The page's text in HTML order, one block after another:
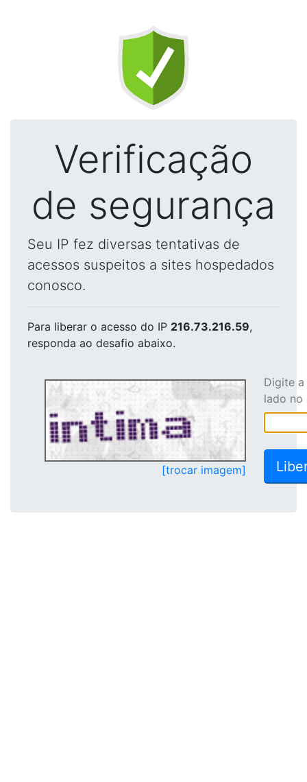
Verificação
de segurança
Seu IP fez diversas tentativas de
acessos suspeitos a sites hospedados
conosco.
Para liberar o acesso do IP 216.73.216.59,
responda ao desafio abaixo.
[trocar imagem]
Digite
lado no